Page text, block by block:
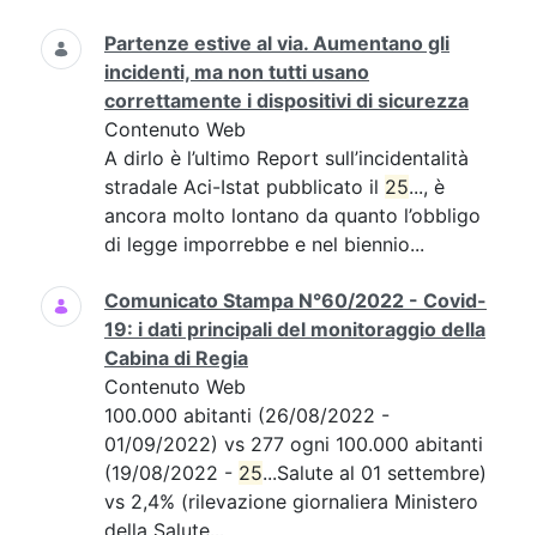
Partenze estive al via. Aumentano gli
incidenti, ma non tutti usano
correttamente i dispositivi di sicurezza
Contenuto Web
A dirlo è l’ultimo Report sull’incidentalità
stradale Aci-Istat pubblicato il 25..., è
ancora molto lontano da quanto l’obbligo
di legge imporrebbe e nel biennio...
Comunicato Stampa N°60/2022 - Covid-
19: i dati principali del monitoraggio della
Cabina di Regia
Contenuto Web
100.000 abitanti (26/08/2022 -
01/09/2022) vs 277 ogni 100.000 abitanti
(19/08/2022 - 25...Salute al 01 settembre)
vs 2,4% (rilevazione giornaliera Ministero
della Salute...